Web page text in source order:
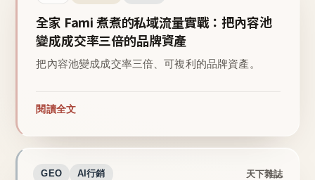
全家 Fami 煮煮的私域流量實戰：把內容池
變成成交率三倍的品牌資產
把內容池變成成交率三倍、可複利的品牌資產。
閱讀全文
GEO AI行銷 天下雜誌